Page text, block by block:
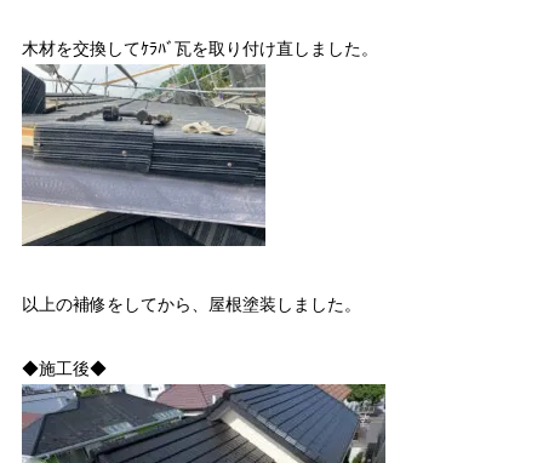
木材を交換してｹﾗﾊﾞ瓦を取り付け直しました。
以上の補修をしてから、屋根塗装しました。
◆施工後◆